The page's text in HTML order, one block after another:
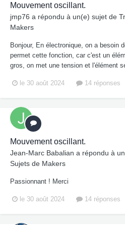
Mouvement oscillant.
jmp76 a répondu à un(e) sujet de
Makers
Bonjour, En électronique, on a besoin
permet cette fonction, car c'est un
gros, on met une tension et l'élément
le 30 août 2024 14 réponses
Mouvement oscillant.
Jean-Marc Babalian a répondu à
Sujets de Makers
Passionnant ! Merci
le 30 août 2024 14 réponses